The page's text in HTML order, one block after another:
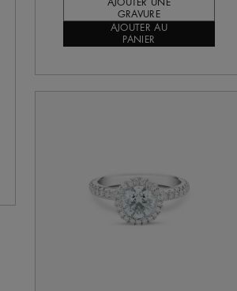
AJOUTER UNE
GRAVURE
AJOUTER AU
PANIER